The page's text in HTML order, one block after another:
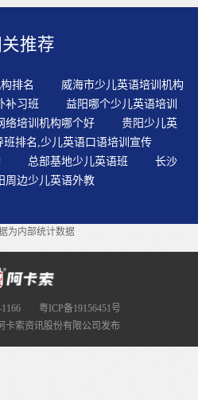
母语轻而易举表达的意思，却
词。英语四、六级的文章，往
好必须练好发音那还叫英语吗
确认识自己学英语没有捷径可
自如的程度,非下苦功夫不
主学习性、高效的学习方法、
机会。要保持大脑高效地学
道中看到他们，顿时倍感亲
自己能轻松理解这些外国记者
推荐
排名
威海市少儿英语培训机构
补习班
益阳哪个少儿英语培训
络培训机构哪个好
贵阳少儿英
排名,少儿英语口语培训宣传
总部基地少儿英语班
长沙
周边少儿英语外教
为内部统计数据
粤ICP备19156451号
卡索资讯股份有限公司发布